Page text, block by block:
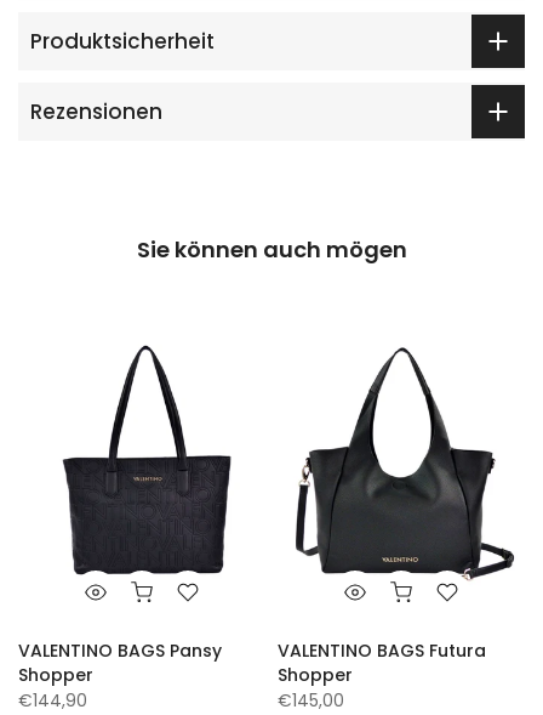
Produktsicherheit
Rezensionen
Sie können auch mögen
VALENTINO BAGS Pansy
Shopper
€144,90
VALENTINO BAGS Futura
Shopper
€145,00